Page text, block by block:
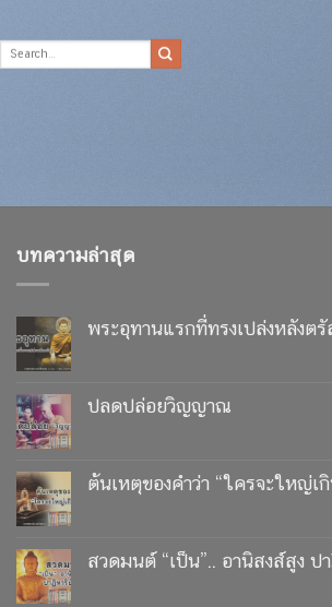
บทความล่าสุด
พระอุทานแรกที่ทรงเปล่งหลังตรั
ปลดปล่อยวิญญาณ
ต้นเหตุของคำว่า “ใครจะใหญ่เ
สวดมนต์ “เป็น”.. อานิสงส์สูง ป